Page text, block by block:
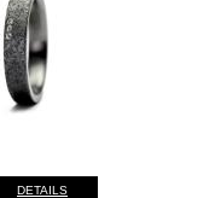
DETAILS